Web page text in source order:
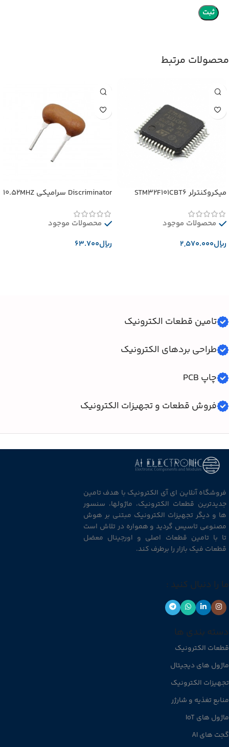
محصولات مرتبط
میکروکنترلر STM32F101CBT6
محصولات موجود
﷼
Discriminator سرامیکی 10.52MHZ
محصولات موجود
﷼
تامین قطعات الکترونیک
طراحی بردهای الکترونیک
چاپ PCB
فروش قطعات و تجهیزات الکترونیک
فروشگاه آنلاین ای آی الکترونیک با هدف تامین
جدیدترین قطعات الکترونیک، ماژولها، سنسور
ها و دیگر تجهیزات الکترونیک مبتنی بر هوش
مصنوعی تاسیس گردید و همواره در تلاش است
تا با تامین قطعات اصلی و اورجینال معضل
قطعات فیک بازار را برطرف کند.
ما را دنبال کنید :
دسته بندی ها
قطعات الکترونیک
ماژول های دیجیتال
تجهیزات الکترونیک
منابع تغذیه و شارژر
ماژول های IoT
گجت های AI